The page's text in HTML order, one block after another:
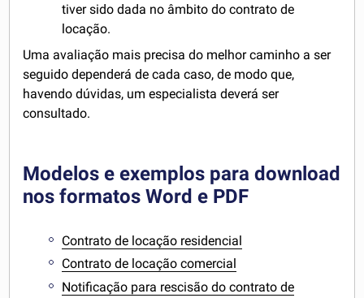
tiver sido dada no âmbito do contrato de
locação.
Uma avaliação mais precisa do melhor caminho a ser
seguido dependerá de cada caso, de modo que,
havendo dúvidas, um especialista deverá ser
consultado.
Modelos e exemplos para download
nos formatos Word e PDF
Contrato de locação residencial
Contrato de locação comercial
Notificação para rescisão do contrato de